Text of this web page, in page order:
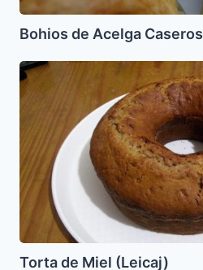
Bohios de Acelga Caseros
Torta
de
Miel
(Leicaj)
Torta de Miel (Leicaj)